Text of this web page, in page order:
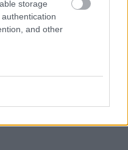
storage
and other